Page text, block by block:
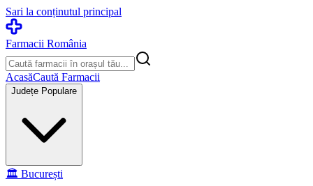
Sari la conținutul principal
Farmacii România
AcasăCaută Farmacii
Județe Populare
🏛️ București